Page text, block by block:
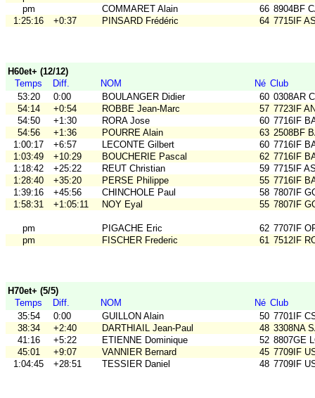
pm
COMMARET Alain 66 8904BF
1:25:16
+0:37 PINSARD Frédéric 64 7715IF
H60et+ (12/12)
Temps
Diff. NOM Né Club
53:20
0:00 BOULANGER Didier 60 0308AR
54:14
+0:54 ROBBE Jean-Marc 57 7723IF
54:50
+1:30 RORA Jose 60 7716IF
54:56
+1:36 POURRE Alain 63 2508BF
1:00:17
+6:57 LECONTE Gilbert 60 7716IF
1:03:49
+10:29 BOUCHERIE Pascal 62 7716IF
1:18:42
+25:22 REUT Christian 59 7715IF
1:28:40
+35:20 PERSE Philippe 55 7716IF
1:39:16
+45:56 CHINCHOLE Paul 58 7807IF
1:58:31
+1:05:11 NOY Eyal 55 7807IF
pm PIGACHE Eric 62 7707IF
pm
FISCHER Frederic 61 7512IF
H70et+ (5/5)
Temps
Diff. NOM Né Club
35:54
0:00 GUILLON Alain 50 7701IF
38:34
+2:40 DARTHIAIL Jean-Paul 48 3308NA
41:16
+5:22 ETIENNE Dominique 52 8807GE
45:01
+9:07 VANNIER Bernard 45 7709IF
1:04:45
+28:51 TESSIER Daniel 48 7709IF